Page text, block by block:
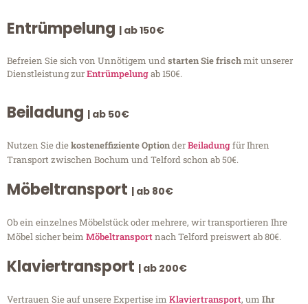
Entrümpelung | ab 150€
Befreien Sie sich von Unnötigem undstarten Sie frischmit unserer
Dienstleistung zurEntrümpelungab 150€.
Beiladung | ab 50€
Nutzen Sie diekosteneffiziente OptionderBeiladungfür Ihren
Transport zwischen Bochum und Telford schon ab 50€.
Möbeltransport | ab 80€
Ob ein einzelnes Möbelstück oder mehrere, wir transportieren Ihre
Möbel sicher beim Möbeltransportnach Telford preiswert ab 80€.
Klaviertransport | ab 200€
Vertrauen Sie auf unsere Expertise im Klaviertransport, um Ihr